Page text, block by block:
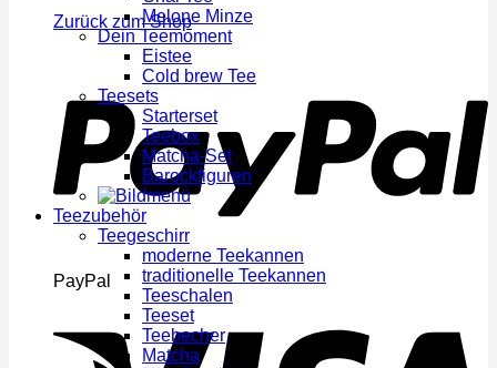
Zurück zum Shop
PayPal
Melone Minze
Dein Teemoment
Eistee
Cold brew Tee
Teesets
Starterset
Teebox
Matcha-Set
Barockfiguren
Teezubehör
Teegeschirr
moderne Teekannen
traditionelle Teekannen
Teeschalen
Teeset
Teebecher
Matcha